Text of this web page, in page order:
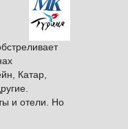
Катар,
и отели. Но